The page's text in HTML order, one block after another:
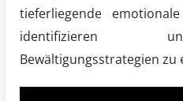
tieferliegende
identifizieren
Bewältigungsstrategien zu